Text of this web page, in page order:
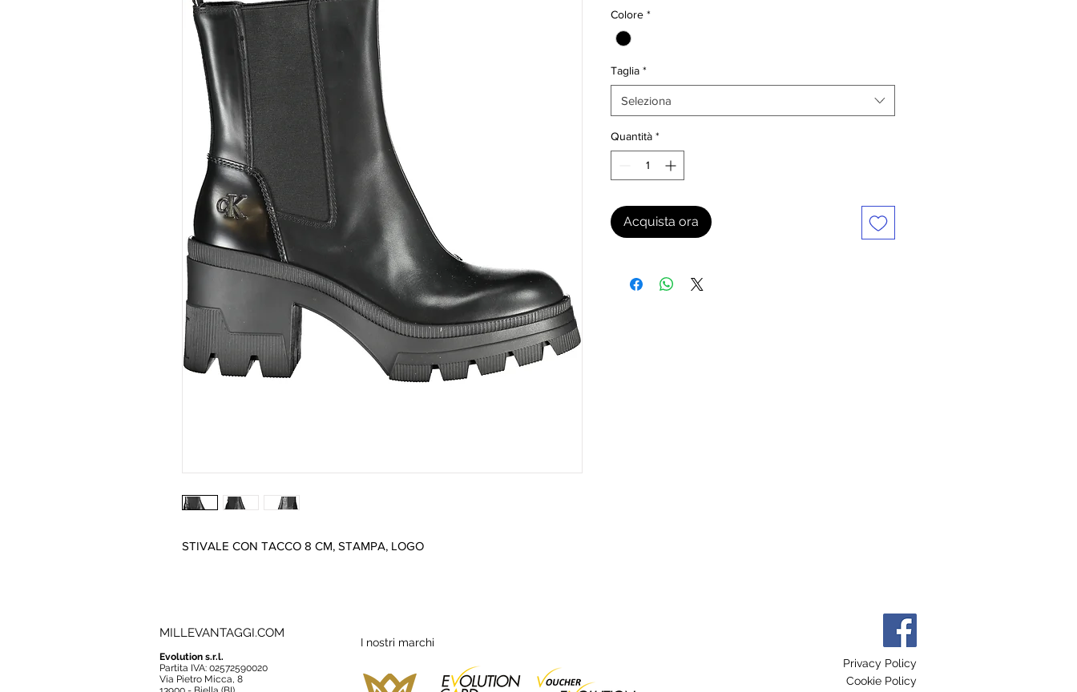
STIVALE CON TACCO 8 CM, STAMPA, LOGO
Colore *
Taglia *
Seleziona
Quantità *
Acquista ora
MILLEVANTAGGI.COM
Evolution s.r.l.
Partita IVA: 02572590020
Via Pietro Micca, 8
I nostri marchi
Privacy Policy
Cookie Policy